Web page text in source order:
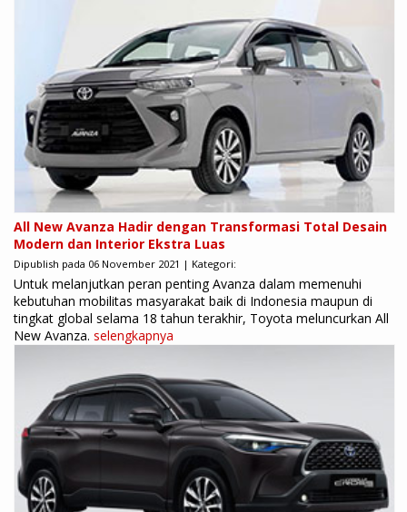
All New Avanza Hadir dengan Transformasi Total Desain
Modern dan Interior Ekstra Luas
Dipublish pada 06 November 2021 | Kategori:
Untuk melanjutkan peran penting Avanza dalam memenuhi
kebutuhan mobilitas masyarakat baik di Indonesia maupun di
tingkat global selama 18 tahun terakhir, Toyota meluncurkan All
New Avanza. selengkapnya